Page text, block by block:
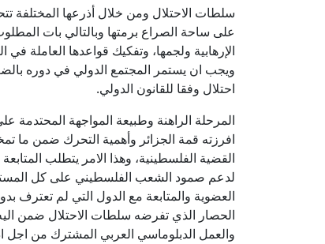
سلطات الاحتلال ومن خلال أذرعها المختلفة
على ساحة الصراع برمتها وبالتالي بات
الإرهابية ولجمها، وتفكيك قواعدها العاملة
ويجب ان يستمر المجتمع الدولي في دوره
احتلال وفقا للقانون الدولي.
المرحلة الراهنة وطبيعة المواجهة
افرزته قمة الجزائر وأهمية التحرك ضمن ما
القضية الفلسطينية، وهذا الامر يتطلب
لدعم صمود الشعب الفلسطيني على كل
العضوية والمتابعة مع الدول التي لم تعترف
الحصار الذي تفرضه سلطات الاحتلال ضمن
والعمل الدبلوماسي العربي المشترك من اجل